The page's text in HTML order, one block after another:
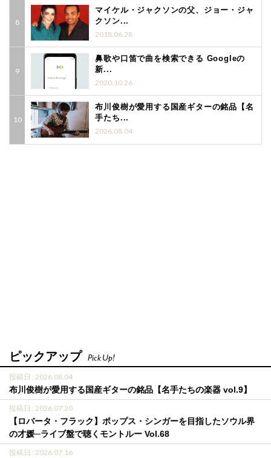
マイケル・ジャクソンの父、ジョー・ジャ
クソン...
2018.06.28
鼻歌や口笛で曲を検索できる Googleの
新...
2020.10.26
布川俊樹が愛用する国産ギターの銘品【名
手たち...
2026.08.04
ピックアップ Pick Up!
投稿日 : 2026.08.04
布川俊樹が愛用する国産ギターの銘品【名手たちの楽器 vol.9】
投稿日 : 2026.07.20
【ロバータ・フラック】ポップス・シンガーを目指したソウル界
の才媛─ライブ盤で聴くモントルー Vol.68
投稿日 : 2026.07.16